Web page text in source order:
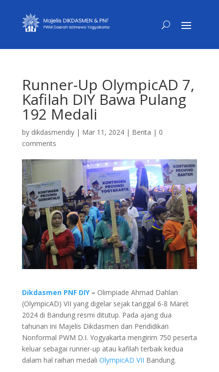
Runner-Up OlympicAD 7,
Kafilah DIY Bawa Pulang
192 Medali
by dikdasmendiy| Mar 11, 2024| Berita | 0
comments
Dikdasmen PNF DIY– Olimpiade Ahmad Dahlan
(OlympicAD) VII yang digelar sejak tanggal 6-8 Maret
2024 di Bandung resmi ditutup. Pada ajang dua
tahunan ini Majelis Dikdasmen dan Pendidikan
Nonformal PWM D.I. Yogyakarta mengirim 750 peserta
keluar sebagai runner-up atau kafilah terbaik kedua
dalam hal raihan medali OlympicAD VII Bandung.